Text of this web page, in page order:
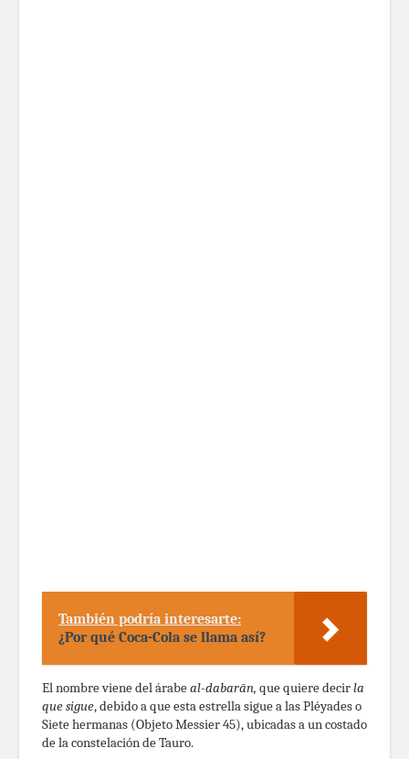
También podría interesarte:
¿Por qué Coca-Cola se llama así?
El nombre viene del árabeal-dabarān, que quiere decirla
que sigue, debido a que esta estrella sigue a las Pléyades o
Siete hermanas (Objeto Messier 45), ubicadas a un costado
de la constelación de Tauro.